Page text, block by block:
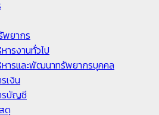
พยากร
ารงานทั่วไป
หารและพัฒนาทรัพยากรบุคคล
เงิน
รบัญชี
ดุ